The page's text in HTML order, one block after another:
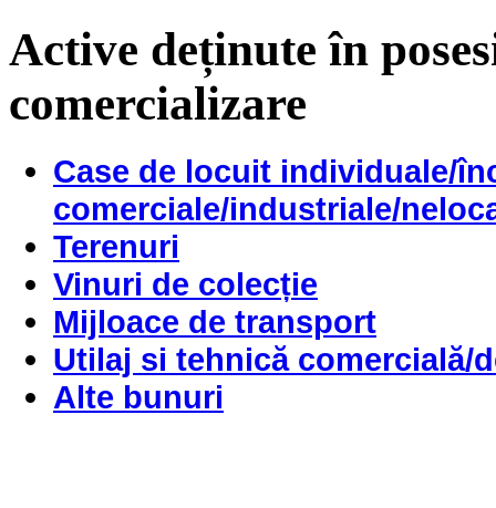
Active deținute în
comercializare
Case de locuit individuale/
comerciale/industriale/
Terenuri
Vinuri de colecție
Mijloace de transport
Utilaj si tehnică comercială/
Alte bunuri